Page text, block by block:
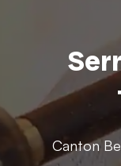
Canton